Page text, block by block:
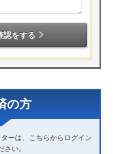
認をする
の方
ーは、こちらからログイン
さい。